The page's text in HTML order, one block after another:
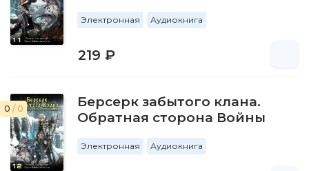
Электронная Аудиокнига
219 ₽
0 / 0
Берсерк забытого клана.
Обратная сторона Войны
Электронная Аудиокнига